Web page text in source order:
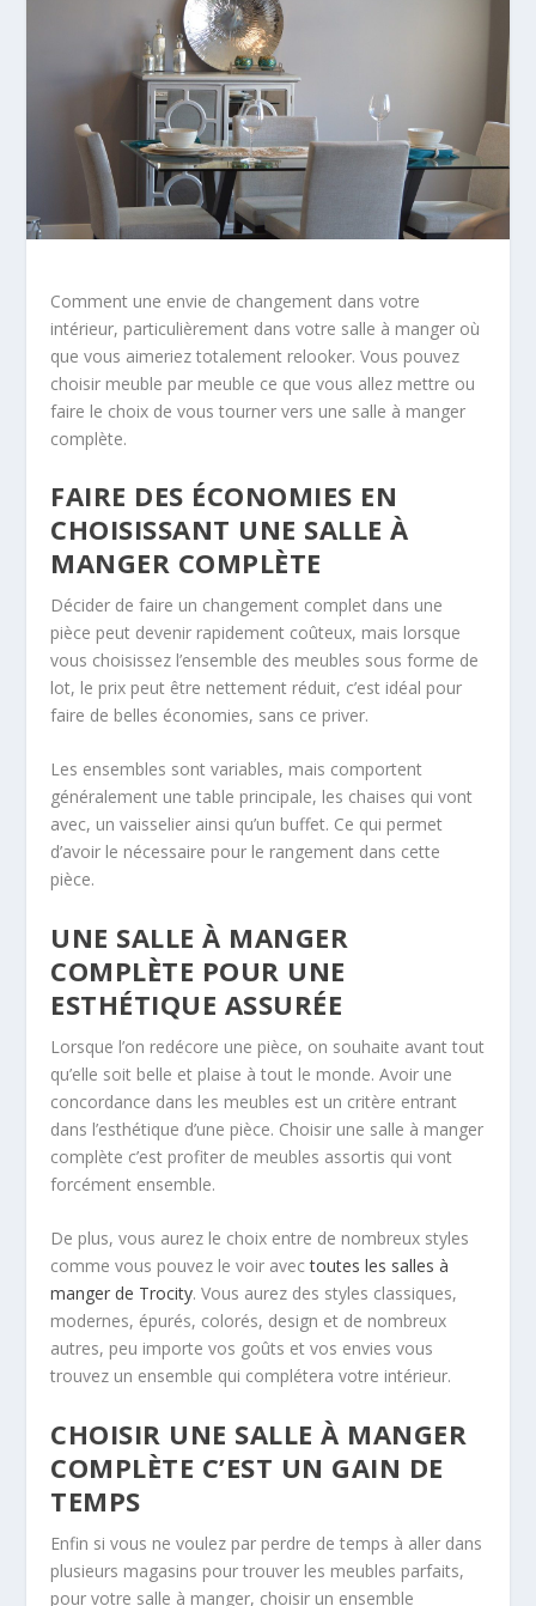
Comment une envie de changement dans votre
intérieur, particulièrement dans votre salle à manger où
que vous aimeriez totalement relooker. Vous pouvez
choisir meuble par meuble ce que vous allez mettre ou
faire le choix de vous tourner vers une salle à manger
complète.
FAIRE DES ÉCONOMIES EN
CHOISISSANT UNE SALLE À
MANGER COMPLÈTE
Décider de faire un changement complet dans une
pièce peut devenir rapidement coûteux, mais lorsque
vous choisissez l’ensemble des meubles sous forme de
lot, le prix peut être nettement réduit, c’est idéal pour
faire de belles économies, sans ce priver.
Les ensembles sont variables, mais comportent
généralement une table principale, les chaises qui vont
avec, un vaisselier ainsi qu’un buffet. Ce qui permet
d’avoir le nécessaire pour le rangement dans cette
pièce.
UNE SALLE À MANGER
COMPLÈTE POUR UNE
ESTHÉTIQUE ASSURÉE
Lorsque l’on redécore une pièce, on souhaite avant tout
qu’elle soit belle et plaise à tout le monde. Avoir une
concordance dans les meubles est un critère entrant
dans l’esthétique d’une pièce. Choisir une salle à manger
complète c’est profiter de meubles assortis qui vont
forcément ensemble.
De plus, vous aurez le choix entre de nombreux styles
comme vous pouvez le voir avectoutes les salles à
manger de Trocity. Vous aurez des styles classiques,
modernes, épurés, colorés, design et de nombreux
autres, peu importe vos goûts et vos envies vous
trouvez un ensemble qui complétera votre intérieur.
CHOISIR UNE SALLE À MANGER
COMPLÈTE C’EST UN GAIN DE
TEMPS
Enfin si vous ne voulez par perdre de temps à aller dans
plusieurs magasins pour trouver les meubles parfaits,
pour votre salle à manger, choisir un ensemble